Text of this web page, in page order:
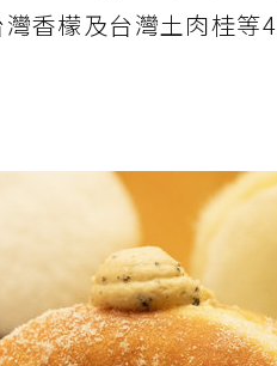
香檬及台灣土肉桂等